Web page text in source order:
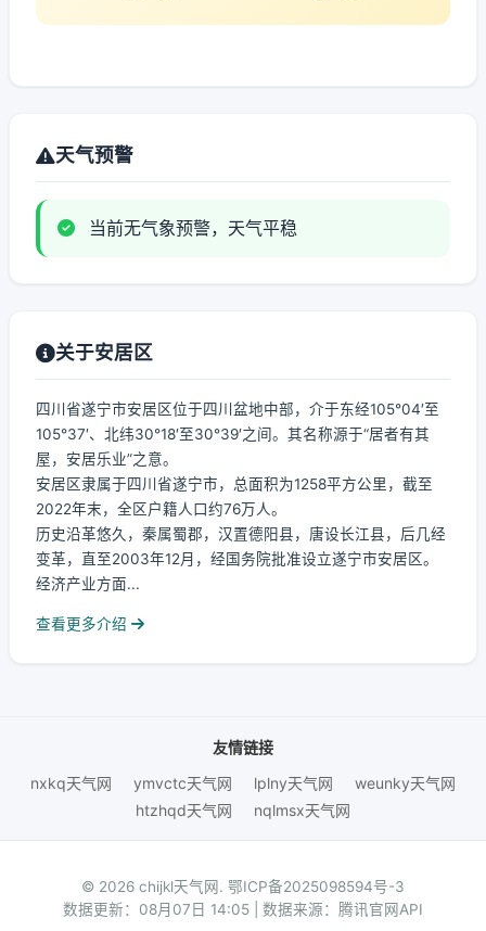
天气预警
当前无气象预警，天气平稳
关于安居区
四川省遂宁市安居区位于四川盆地中部，介于东经105°04′至
105°37′、北纬30°18′至30°39′之间。其名称源于“居者有其
屋，安居乐业”之意。
安居区隶属于四川省遂宁市，总面积为1258平方公里，截至
2022年末，全区户籍人口约76万人。
历史沿革悠久，秦属蜀郡，汉置德阳县，唐设长江县，后几经
变革，直至2003年12月，经国务院批准设立遂宁市安居区。
经济产业方面...
查看更多介绍
友情链接
nxkq天气网
ymvctc天气网 lplny天气网
weunky天气网
htzhqd天气网
nqlmsx天气网
© 2026 chijkl天气网. 鄂ICP备2025098594号-3
数据更新：08月07日 14:05 | 数据来源：腾讯官网API